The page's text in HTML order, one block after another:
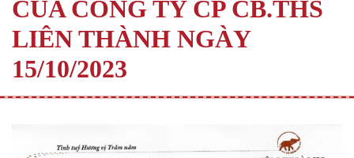
CỦA CÔNG TY CP CB.THS
LIÊN THÀNH NGÀY
15/10/2023